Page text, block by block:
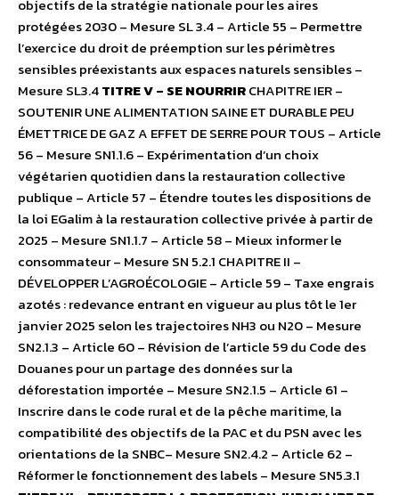
objectifs de la stratégie nationale pour les aires
protégées 2030 – Mesure SL 3.4 – Article 55 – Permettre
l’exercice du droit de préemption sur les périmètres
sensibles préexistants aux espaces naturels sensibles –
Mesure SL3.4TITRE V – SE NOURRIRCHAPITRE IER –
SOUTENIR UNE ALIMENTATION SAINE ET DURABLE PEU
ÉMETTRICE DE GAZ A EFFET DE SERRE POUR TOUS – Article
56 – Mesure SN1.1.6 – Expérimentation d’un choix
végétarien quotidien dans la restauration collective
publique – Article 57 – Étendre toutes les dispositions de
la loi EGalim à la restauration collective privée à partir de
2025 – Mesure SN1.1.7 – Article 58 – Mieux informer le
consommateur – Mesure SN 5.2.1 CHAPITRE II –
DÉVELOPPER L’AGROÉCOLOGIE – Article 59 – Taxe engrais
azotés : redevance entrant en vigueur au plus tôt le 1er
janvier 2025 selon les trajectoires NH3 ou N20 – Mesure
SN2.1.3 – Article 60 – Révision de l’article 59 du Code des
Douanes pour un partage des données sur la
déforestation importée – Mesure SN2.1.5 – Article 61 –
Inscrire dans le code rural et de la pêche maritime, la
compatibilité des objectifs de la PAC et du PSN avec les
orientations de la SNBC– Mesure SN2.4.2 – Article 62 –
Réformer le fonctionnement des labels – Mesure SN5.3.1